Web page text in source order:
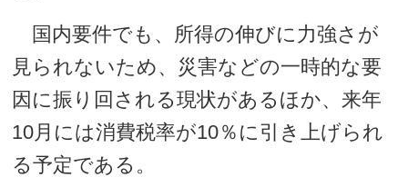
国内要件でも、所得の伸びに力強さが
見られないため、災害などの一時的な要
因に振り回される現状があるほか、来年
10月には消費税率が10％に引き上げられ
る予定である。